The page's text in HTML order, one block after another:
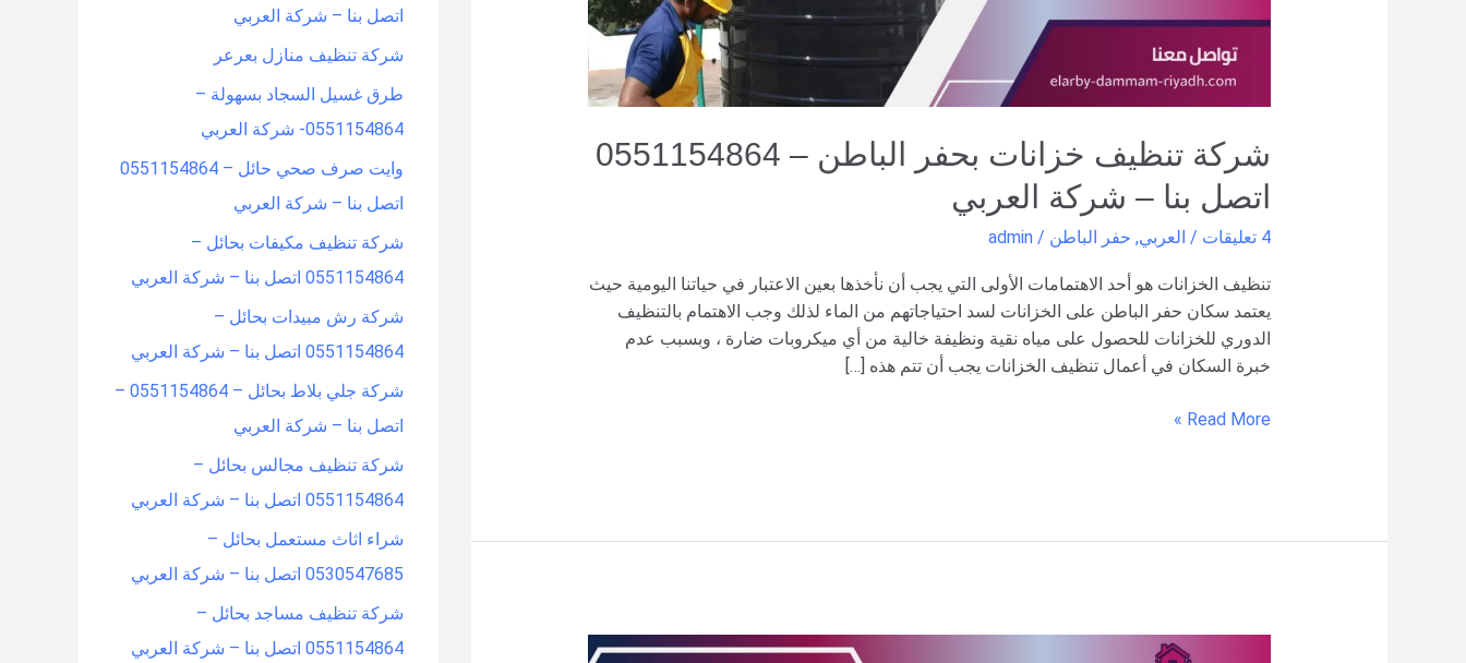
شركة تنظيف خزانات بحفر الباطن – 0551154864
اتصل بنا – شركة العربي
4 تعليقات / العربي, حفر الباطن /
admin
تنظيف الخزانات هو أحد الاهتمامات الأولى التي يجب أن نأخذها بعين الاعتبار في حياتنا اليومية حيث
يعتمد سكان حفر الباطن على الخزانات لسد احتياجاتهم من الماء لذلك وجب الاهتمام بالتنظيف
الدوري للخزانات للحصول على مياه نقية ونظيفة خالية من أي ميكروبات ضارة ، وبسبب عدم
خبرة السكان في أعمال تنظيف الخزانات يجب أن تتم هذه […]
Read More »
اتصل بنا – شركة العربي
شركة تنظيف منازل بعرعر
طرق غسيل السجاد بسهولة –
0551154864- شركة العربي
وايت صرف صحي حائل – 0551154864
اتصل بنا – شركة العربي
شركة تنظيف مكيفات بحائل –
0551154864 اتصل بنا – شركة العربي
شركة رش مبيدات بحائل –
0551154864 اتصل بنا – شركة العربي
شركة جلي بلاط بحائل – 0551154864 –
اتصل بنا – شركة العربي
شركة تنظيف مجالس بحائل –
0551154864 اتصل بنا – شركة العربي
شراء اثاث مستعمل بحائل –
0530547685 اتصل بنا – شركة العربي
شركة تنظيف مساجد بحائل –
0551154864 اتصل بنا – شركة العربي